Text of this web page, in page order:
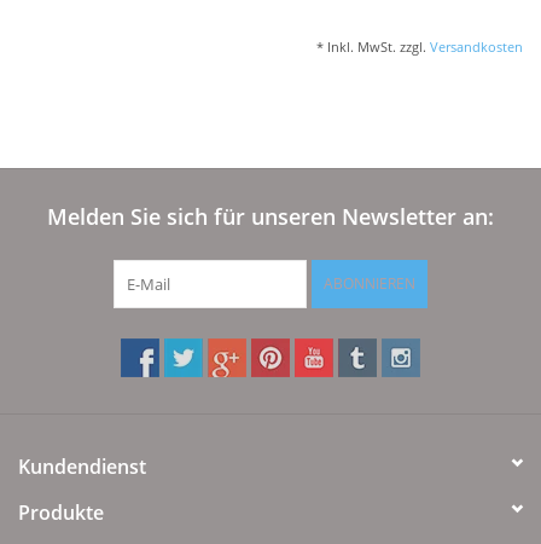
* Inkl. MwSt. zzgl. Versandkosten
Melden Sie sich für unseren Newsletter an:
ABONNIEREN
Kundendienst
Produkte